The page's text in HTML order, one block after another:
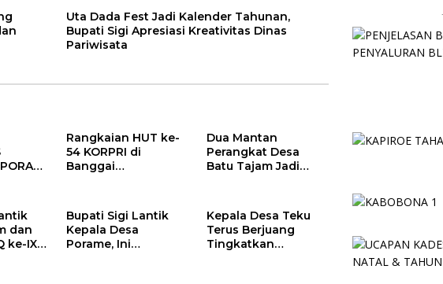
Uta Dada Fest Jadi Kalender Tahunan,
Bupati Sigi Apresiasi Kreativitas Dinas
Pariwisata
Rangkaian HUT ke-
54 KORPRI di
Banggai
Penyerahan SK P3K
hingga Ramah
Tamah
Dua Mantan
Perangkat Desa
Batu Tajam Jadi
Juta
dan
ke-IX
Bupati Sigi Lantik
Kepala Desa
Porame, Ini
Kepala Desa Teku
Terus Berjuang
Tingkatkan